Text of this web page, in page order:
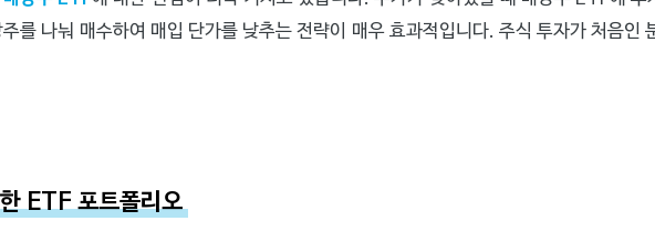
를 나눠 매수하여 매입 단가를 낮추는 전략이 매우 효과적입니다. 주식 투자가 처음
ETF 포트폴리오